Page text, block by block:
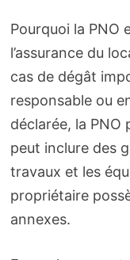
Pourquoi la PNO
l’assurance du
cas de dégât
responsable ou
déclarée, la PNO
peut inclure des
travaux et les
propriétaire
annexes.